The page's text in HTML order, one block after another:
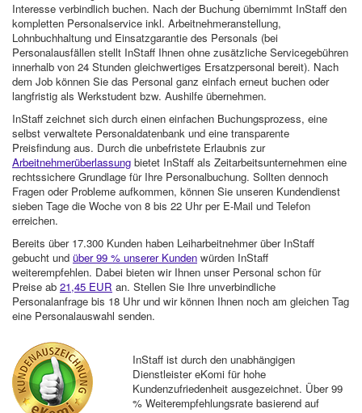
Interesse verbindlich buchen. Nach der Buchung übernimmt InStaff den
kompletten Personalservice inkl. Arbeitnehmeranstellung,
Lohnbuchhaltung und Einsatzgarantie des Personals (bei
Personalausfällen stellt InStaff Ihnen ohne zusätzliche Servicegebühren
innerhalb von 24 Stunden gleichwertiges Ersatzpersonal bereit). Nach
dem Job können Sie das Personal ganz einfach erneut buchen oder
langfristig als Werkstudent bzw. Aushilfe übernehmen.
InStaff zeichnet sich durch einen einfachen Buchungsprozess, eine
selbst verwaltete Personaldatenbank und eine transparente
Preisfindung aus. Durch die unbefristete Erlaubnis zur
Arbeitnehmerüberlassung bietet InStaff als Zeitarbeitsunternehmen eine
rechtssichere Grundlage für Ihre Personalbuchung. Sollten dennoch
Fragen oder Probleme aufkommen, können Sie unseren Kundendienst
sieben Tage die Woche von 8 bis 22 Uhr per E-Mail und Telefon
erreichen.
Bereits über 17.300 Kunden haben Leiharbeitnehmer über InStaff
gebucht und über 99 % unserer Kunden würden InStaff
weiterempfehlen. Dabei bieten wir Ihnen unser Personal schon für
Preise ab 21,45 EUR an. Stellen Sie Ihre unverbindliche
Personalanfrage bis 18 Uhr und wir können Ihnen noch am gleichen Tag
eine Personalauswahl senden.
InStaff ist durch den unabhängigen
Dienstleister eKomi für hohe
Kundenzufriedenheit ausgezeichnet. Über 99
% Weiterempfehlungsrate basierend auf